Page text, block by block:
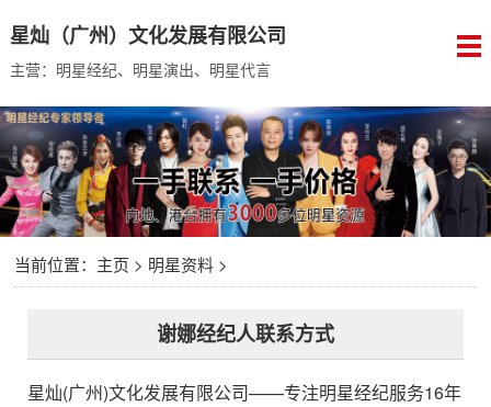
星灿（广州）文化发展有限公司
主营：明星经纪、明星演出、明星代言
当前位置： 主页 > 明星资料>
谢娜经纪人联系方式
星灿(广州)文化发展有限公司——专注明星经纪服务16年